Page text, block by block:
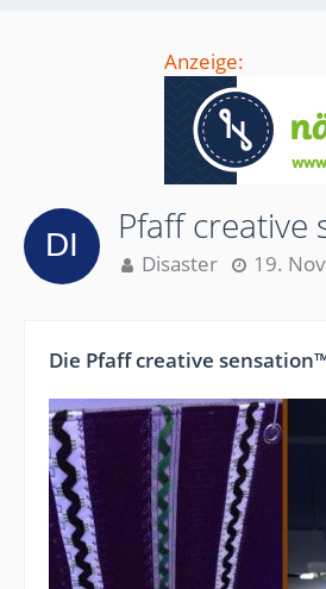
Anzeige:
Pfaff
Disaster 19.
Die Pfaff creative